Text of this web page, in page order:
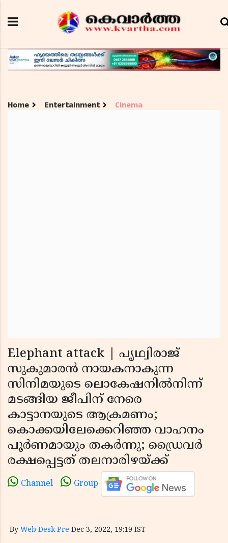
Home Entertainment Cinema
Elephant attack | പൃഥ്വിരാജ്
സുകുമാരന്‍ നായകനാകുന്ന
സിനിമയുടെ ലൊകേഷനില്‍നിന്ന്
മടങ്ങിയ ജീപിന് നേരെ
കാട്ടാനയുടെ ആക്രമണം;
കൊക്കയിലേക്കെറിഞ്ഞ വാഹനം
പൂര്‍ണമായും തകര്‍ന്നു; ഡ്രൈവര്‍
രക്ഷപ്പെട്ടത് തലനാരിഴയ്ക്ക്
Channel Group
By Web Desk Pre Dec 3, 2022, 19:19 IST